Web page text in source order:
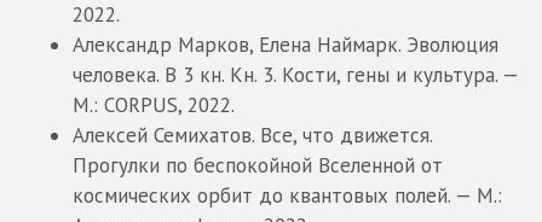
2022.
Александр Марков, Елена Наймарк. Эволюция
человека. В 3 кн. Кн. 3. Кости, гены и культура. —
М.: CORPUS, 2022.
Алексей Семихатов. Все, что движется.
Прогулки по беспокойной Вселенной от
космических орбит до квантовых полей. — М.: